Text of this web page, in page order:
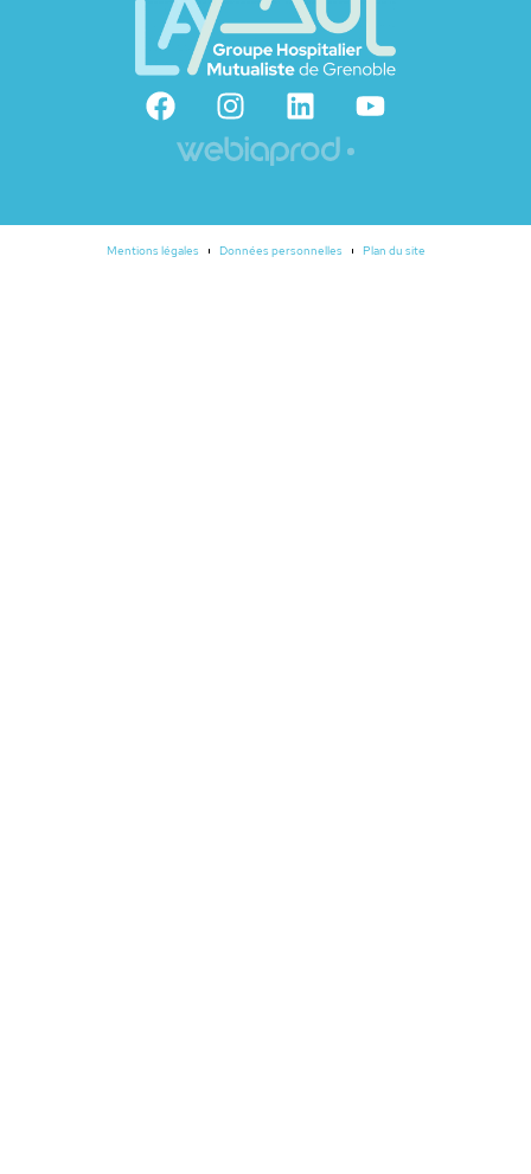
Mentions légales Données personnelles Plan du site